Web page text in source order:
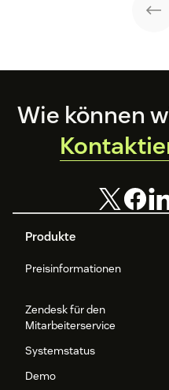
Footer
Produkte
Preisinformationen
Zendesk für den
Mitarbeiterservice
Systemstatus
Demo
Wie können